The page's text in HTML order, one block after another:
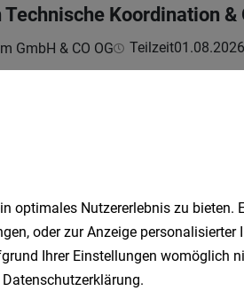
Koordination
GmbH & CO OG Teilzeit01.08.2026
(m/w/d) mit
optimales Nutzererlebnis zu
oder zur Anzeige
Ihrer Einstellungen womöglich
Datenschutzerklärung.